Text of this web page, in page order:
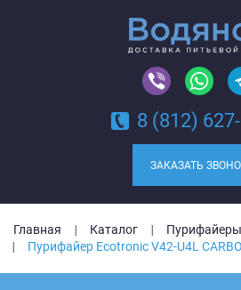
8 (812)
ЗАКАЗАТЬ
Главная Каталог Пурифайеры
Пурифайер Ecotronic V42-U4L CARBO